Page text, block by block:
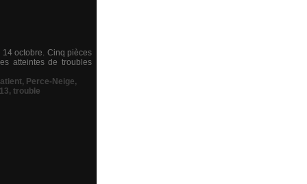
octobre. Cinq pièces
atteintes de troubles
, Perce-Neige,
, trouble